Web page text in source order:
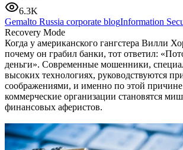
6.3K
Gemalto Russia corporate blogInformation
Recovery Mode
Когда у американского гангстера Вилли
почему он грабил банки, тот ответил:
деньги». Современные мошенники,
высоких технологиях, руководствуются
соображениями, и именно по этой
коммерческие организации становятся
финансовых аферистов.